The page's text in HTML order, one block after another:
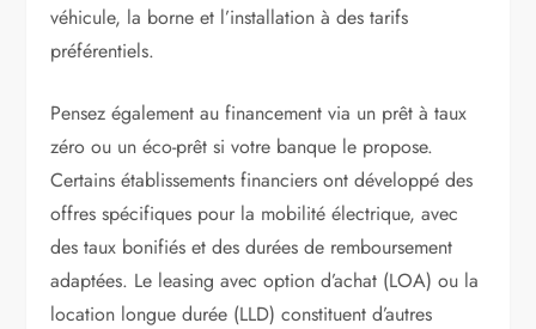
véhicule, la borne et l’installation à des tarifs
préférentiels.
Pensez également au financement via un prêt à taux
zéro ou un éco-prêt si votre banque le propose.
Certains établissements financiers ont développé des
offres spécifiques pour la mobilité électrique, avec
des taux bonifiés et des durées de remboursement
adaptées. Le leasing avec option d’achat (LOA) ou la
location longue durée (LLD) constituent d’autres